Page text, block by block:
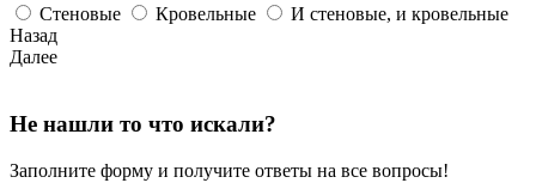
Стеновые Кровельные
И стеновые, и кровельные
Назад
Далее
Не нашли то что искали?
Заполните форму и получите ответы на все вопросы!